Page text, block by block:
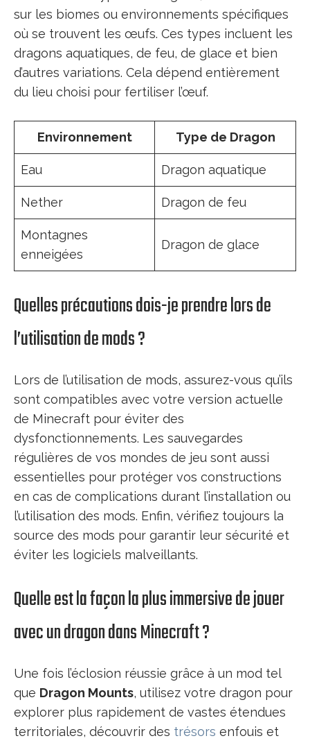
sur les biomes ou environnements spécifiques
où se trouvent les œufs. Ces types incluent les
dragons aquatiques, de feu, de glace et bien
d’autres variations. Cela dépend entièrement
du lieu choisi pour fertiliser l’œuf.
Environnement Type de Dragon
Eau Dragon aquatique
Nether Dragon de feu
Montagnes
enneigées
Dragon de glace
Quelles précautions dois-je prendre lors de
l’utilisation de mods ?
Lors de l’utilisation de mods, assurez-vous qu’ils
sont compatibles avec votre version actuelle
de Minecraft pour éviter des
dysfonctionnements. Les sauvegardes
régulières de vos mondes de jeu sont aussi
essentielles pour protéger vos constructions
en cas de complications durant l’installation ou
l’utilisation des mods. Enfin, vérifiez toujours la
source des mods pour garantir leur sécurité et
éviter les logiciels malveillants.
Quelle est la façon la plus immersive de jouer
avec un dragon dans Minecraft ?
Une fois l’éclosion réussie grâce à un mod tel
que Dragon Mounts, utilisez votre dragon pour
explorer plus rapidement de vastes étendues
territoriales, découvrir des trésors enfouis et